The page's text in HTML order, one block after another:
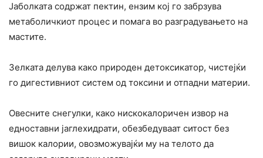
Јаболката содржат пектин, ензим кој го забрзува
метаболичкиот процес и помага во разградувањето на
мастите.
Зелката делува како природен детоксикатор, чистејќи
го дигестивниот систем од токсини и отпадни материи.
Овесните снегулки, како нискокалоричен извор на
едноставни јаглехидрати, обезбедуваат ситост без
вишок калории, овозможувајќи му на телото да